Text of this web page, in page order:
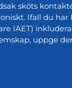
sköts
Ifall du har
IAET)
uppge